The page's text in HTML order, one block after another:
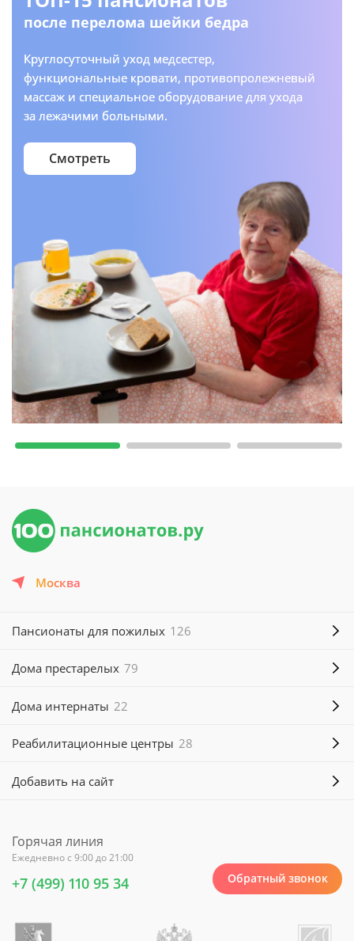
после перелома шейки бедра
Круглосуточный уход медсестер,
функциональные кровати, противопролежневый
массаж и специальное оборудование для ухода
за лежачими больными.
Смотреть
Москва
Добавить на сайт
Пансионаты для пожилых 126
Дома престарелых 79
Дома интернаты 22
Реабилитационные центры 28
Горячая линия
Ежедневно с 9:00 до 21:00
+7 (499) 110 95 34 Обратный звонок